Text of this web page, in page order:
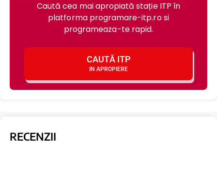
Caută cea mai apropiată stație ITP în
platforma programare-itp.ro si
programeaza-te rapid.
CAUTĂ ITP
IN APROPIERE
RECENZII